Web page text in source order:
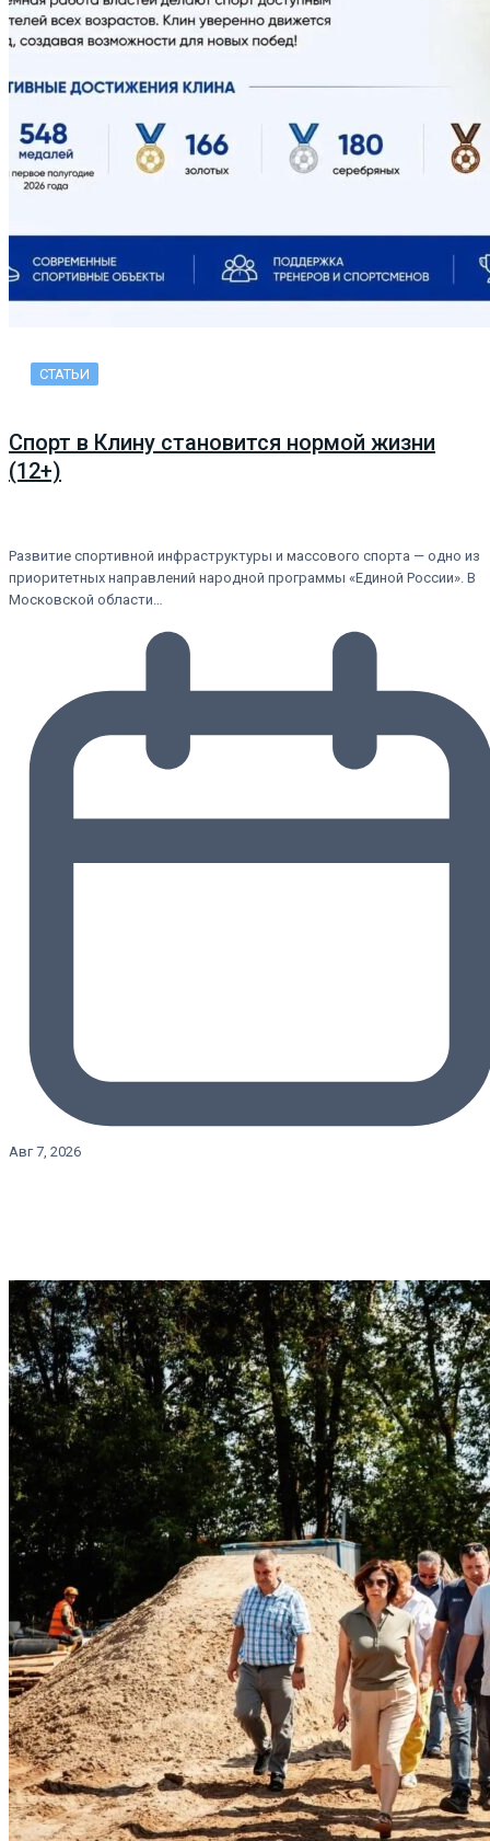
СТАТЬИ
Спорт в Клину становится нормой жизни
(12+)
Развитие спортивной инфраструктуры и массового спорта — одно из
приоритетных направлений народной программы «Единой России». В
Московской области…
Авг 7, 2026